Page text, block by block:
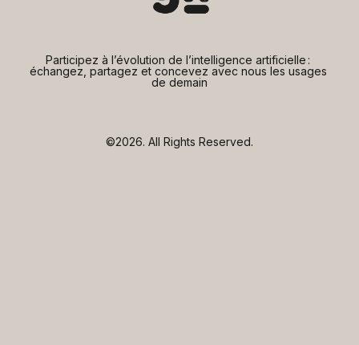
Participez à l’évolution de l’intelligence artificielle :
échangez, partagez et concevez avec nous les usages
de demain
©2026. All Rights Reserved.